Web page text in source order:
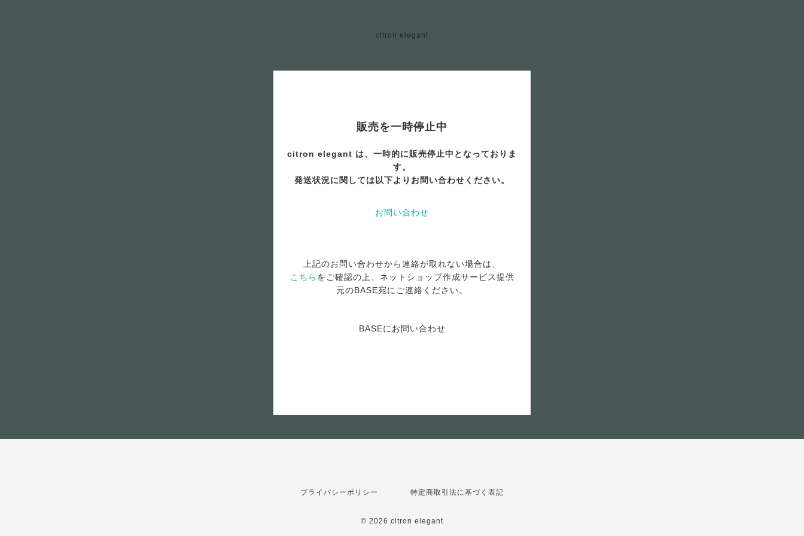
citron elegant
販売を一時停止中
citron elegant は、一時的に販売停止中となっておりま
す。
発送状況に関しては以下よりお問い合わせください。
お問い合わせ
上記のお問い合わせから連絡が取れない場合は、
こちら をご確認の上、ネットショップ作成サービス提供
元のBASE宛にご連絡ください。
BASEにお問い合わせ
プライバシーポリシー 特定商取引法に基づく表記
© 2026 citron elegant